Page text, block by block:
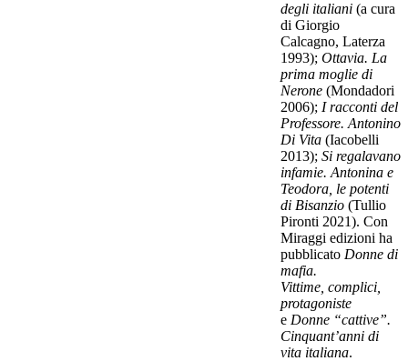
degli italiani (a cura
di Giorgio
Calcagno, Laterza
1993); Ottavia. La
prima moglie di
Nerone (Mondadori
2006); I racconti del
Professore. Antonino
Di Vita (Iacobelli
2013); Si regalavano
infamie. Antonina e
Teodora, le potenti
di Bisanzio (Tullio
Pironti 2021). Con
Miraggi edizioni ha
pubblicato Donne di
mafia.
Vittime, complici,
protagoniste
e Donne “cattive”.
Cinquant’anni di
vita italiana.